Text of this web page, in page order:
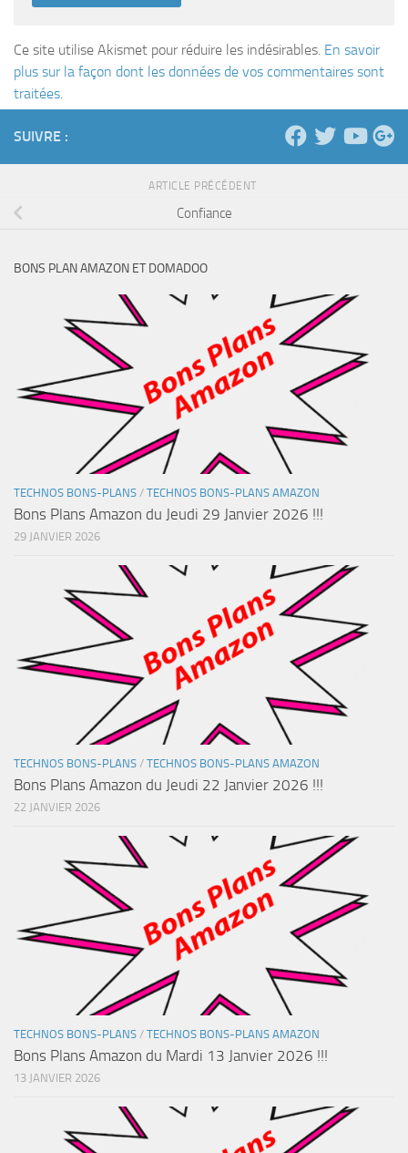
Ce site utilise Akismet pour réduire les indésirables. En savoir
plus sur la façon dont les données de vos commentaires sont
traitées.
SUIVRE :
ARTICLE PRÉCÉDENT
Confiance
BONS PLAN AMAZON ET DOMADOO
TECHNOS BONS-PLANS / TECHNOS BONS-PLANS AMAZON
Bons Plans Amazon du Jeudi 29 Janvier 2026 !!!
29 JANVIER 2026
TECHNOS BONS-PLANS / TECHNOS BONS-PLANS AMAZON
Bons Plans Amazon du Jeudi 22 Janvier 2026 !!!
22 JANVIER 2026
TECHNOS BONS-PLANS / TECHNOS BONS-PLANS AMAZON
Bons Plans Amazon du Mardi 13 Janvier 2026 !!!
13 JANVIER 2026